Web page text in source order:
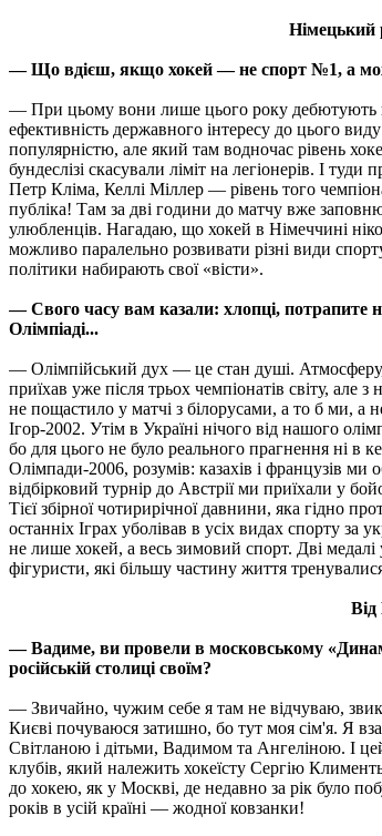
Німецький
— Що вдієш, якщо хокей — не спорт №1, а
— При цьому вони лише цього року дебютують
ефективність державного інтересу до цього
популярністю, але який там водночас рівень
бундеслізі скасували ліміт на легіонерів. І
Петр Кліма, Келлі Міллер — рівень того
публіка! Там за дві години до матчу вже
улюбленців. Нагадаю, що хокей в Німеччині
можливо паралельно розвивати різні види
політики набирають свої «вісти».
— Свого часу вам казали: хлопці, потрапите
Олімпіаді...
— Олімпійський дух — це стан душі.
приїхав уже після трьох чемпіонатів світу,
не пощастило у матчі з білорусами, а то б ми, а
Ігор-2002. Утім в Україні нічого від нашого
бо для цього не було реального прагнення ні в
Олімпади-2006, розумів: казахів і французів
відбірковий турнір до Австрії ми приїхали у
Тієї збірної чотирирічної давнини, яка гідно
останніх Іграх уболівав в усіх видах спорту за
не лише хокей, а весь зимовий спорт. Дві
фігуристи, які більшу частину життя
— Вадиме, ви провели в московському
російській столиці своїм?
— Звичайно, чужим себе я там не відчуваю,
Києві почуваюся затишно, бо тут моя сім'я. Я
Світланою і дітьми, Вадимом та Ангеліною. І
клубів, який належить хокеїсту Сергію
до хокею, як у Москві, де недавно за рік було
років в усій країні — жодної ковзанки!